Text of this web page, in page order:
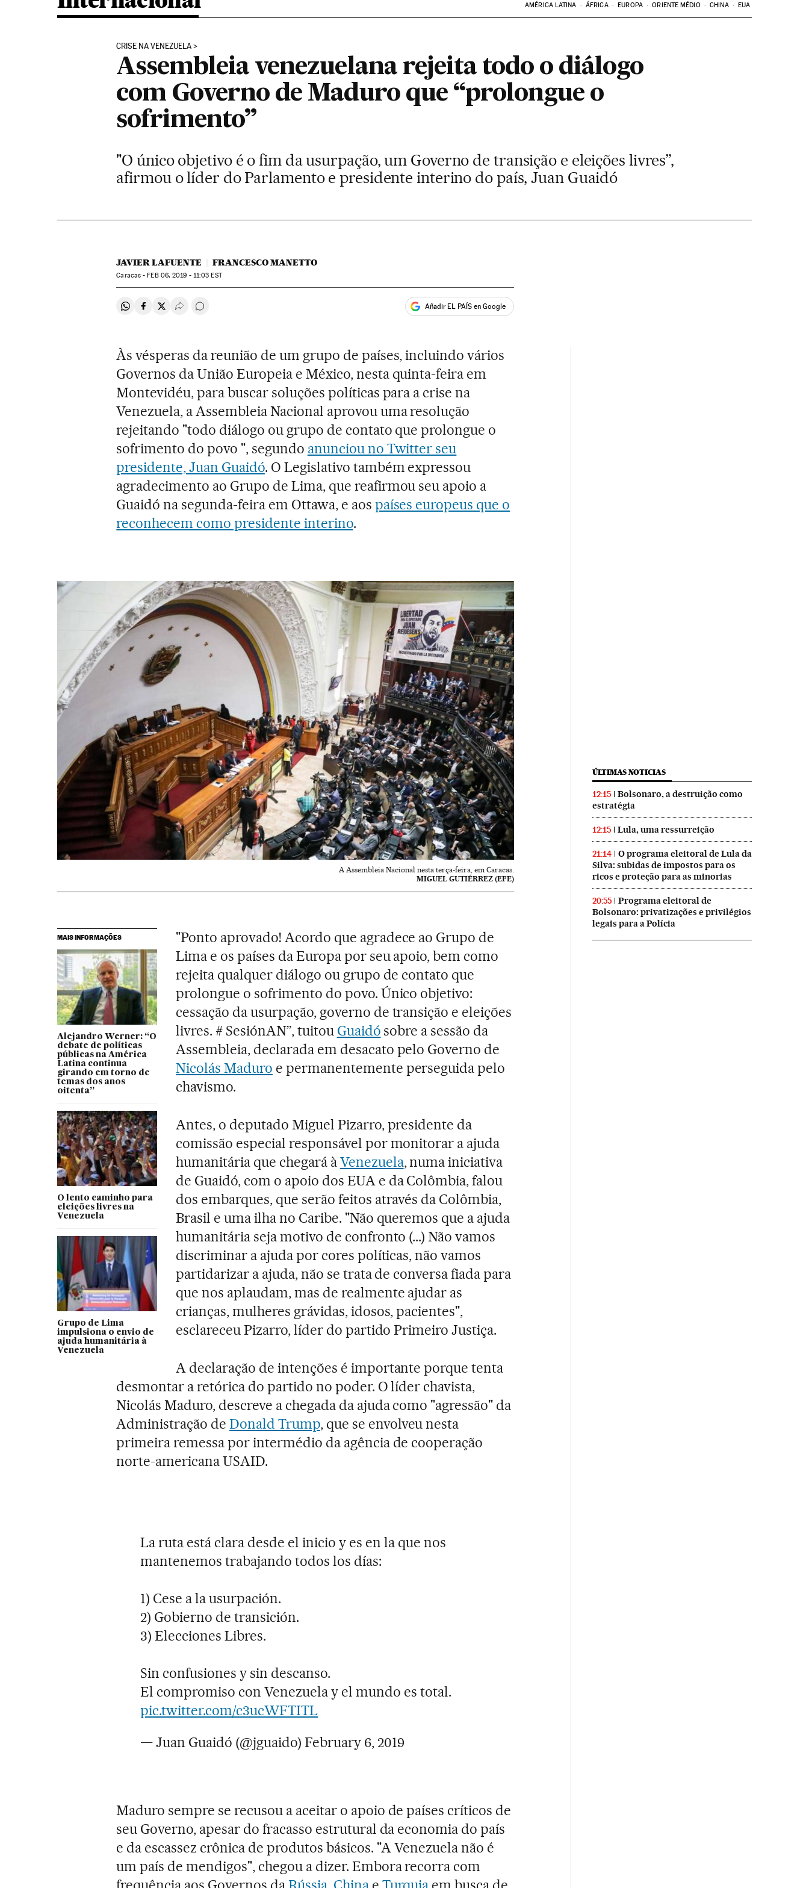
AMÉRICA LATINA ÁFRICA EUROPA ORIENTE MÉDIO CHINA EUA
CRISE NA VENEZUELA
Assembleia venezuelana rejeita todo o diálogo
com Governo de Maduro que “prolongue o
sofrimento”
"O único objetivo é o fim da usurpação, um Governo de transição e eleições livres”,
afirmou o líder do Parlamento e presidente interino do país, Juan Guaidó
JAVIER LAFUENTE FRANCESCO MANETTO
Caracas -FEB06, 2019 - 11:03 EST
Compartir en Whatsapp
Compartir en Facebook
Compartir en Twitter
Desplegar Redes Sociales
Comentários Añadir EL PAÍS en Google
Às vésperas da reunião de um grupo de países, incluindo vários
Governos da União Europeia e México, nesta quinta-feira em
Montevidéu, para buscar soluções políticas para a crise na
Venezuela, a Assembleia Nacional aprovou uma resolução
rejeitando "todo diálogo ou grupo de contato que prolongue o
sofrimento do povo ", segundo anunciou no Twitter seu
presidente, Juan Guaidó. O Legislativo também expressou
agradecimento ao Grupo de Lima, que reafirmou seu apoio a
Guaidó na segunda-feira em Ottawa, e aos países europeus que o
reconhecem como presidente interino.
A Assembleia Nacional nesta terça-feira, em Caracas.
MIGUEL GUTIÉRREZ (EFE)
MAIS INFORMAÇÕES
Alejandro Werner: “O
debate de políticas
públicas na América
Latina continua
girando em torno de
temas dos anos
oitenta”
O lento caminho para
eleições livres na
Venezuela
Grupo de Lima
impulsiona o envio de
ajuda humanitária à
Venezuela
"Ponto aprovado! Acordo que agradece ao Grupo de
Lima e os países da Europa por seu apoio, bem como
rejeita qualquer diálogo ou grupo de contato que
prolongue o sofrimento do povo. Único objetivo:
cessação da usurpação, governo de transição e eleições
livres. # SesiónAN”, tuitou Guaidó sobre a sessão da
Assembleia, declarada em desacato pelo Governo de
Nicolás Maduro e permanentemente perseguida pelo
chavismo.
Antes, o deputado Miguel Pizarro, presidente da
comissão especial responsável por monitorar a ajuda
humanitária que chegará àVenezuela, numa iniciativa
de Guaidó, com o apoio dos EUA e da Colômbia, falou
dos embarques, que serão feitos através da Colômbia,
Brasil e uma ilha no Caribe. "Não queremos que a ajuda
humanitária seja motivo de confronto (...) Não vamos
discriminar a ajuda por cores políticas, não vamos
partidarizar a ajuda, não se trata de conversa fiada para
que nos aplaudam, mas de realmente ajudar as
crianças, mulheres grávidas, idosos, pacientes",
esclareceu Pizarro, líder do partido Primeiro Justiça.
A declaração de intenções é importante porque tenta
desmontar a retórica do partido no poder. O líder chavista,
Nicolás Maduro, descreve a chegada da ajuda como "agressão" da
Administração deDonald Trump, que se envolveu nesta
primeira remessa por intermédio da agência de cooperação
norte-americana USAID.
La ruta está clara desde el inicio y es en la que nos
mantenemos trabajando todos los días:
1) Cese a la usurpación.
2) Gobierno de transición.
3) Elecciones Libres.
Sin confusiones y sin descanso.
El compromiso con Venezuela y el mundo es total.
pic.twitter.com/c3ucWFTITL
— Juan Guaidó (@jguaido)February 6, 2019
Maduro sempre se recusou a aceitar o apoio de países críticos de
seu Governo, apesar do fracasso estrutural da economia do país
e da escassez crônica de produtos básicos. "A Venezuela não é
um país de mendigos", chegou a dizer. Embora recorra com
ÚLTIMAS NOTICIAS
12:15
Bolsonaro, a destruição como
estratégia
12:15 Lula, uma ressurreição
21:14
O programa eleitoral de Lula da
Silva: subidas de impostos para os
ricos e proteção para as minorias
20:55
Programa eleitoral de
Bolsonaro: privatizações e privilégios
legais para a Polícia